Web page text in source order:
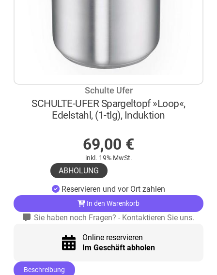
Schulte Ufer
SCHULTE-UFER Spargeltopf »Loop«,
Edelstahl, (1-tlg), Induktion
69,00 €
inkl. 19% MwSt.
ABHOLUNG
Reservieren und vor Ort zahlen
In den Warenkorb
Sie haben noch Fragen? - Kontaktieren Sie uns.
Online reservieren
Im Geschäft abholen
Beschreibung